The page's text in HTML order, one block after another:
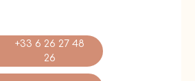
+33 6 26 27 48
26